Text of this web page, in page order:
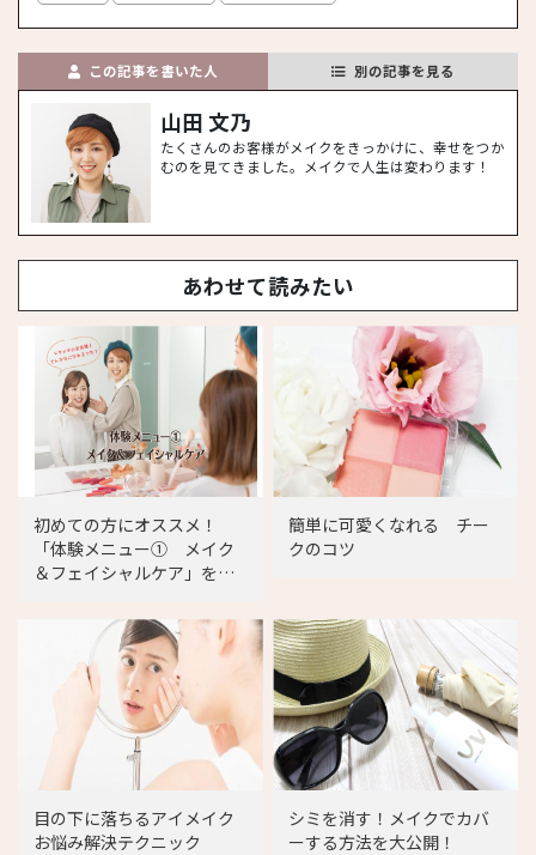
この記事を書いた人 別の記事を見る
山田 文乃
たくさんのお客様がメイクをきっかけに、幸せをつか
むのを見てきました。メイクで人生は変わります！
あわせて読みたい
初めての方にオススメ！
「体験メニュー① メイク
＆フェイシャルケア」をご
簡単に可愛くなれる チー
クのコツ
目の下に落ちるアイメイク
お悩み解決テクニック
シミを消す！メイクでカバ
ーする方法を大公開！